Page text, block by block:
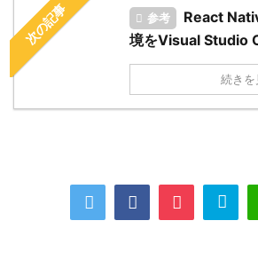
次の記事 参考
React
境をVisual Studio
続きを